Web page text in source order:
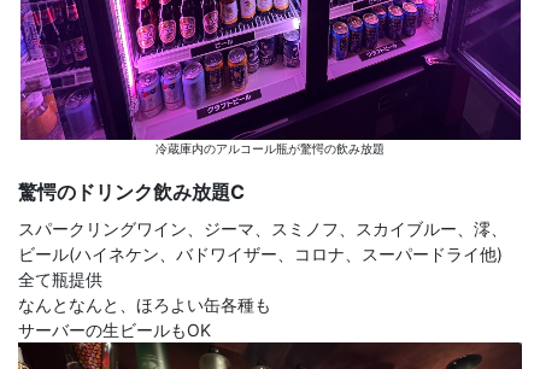
冷蔵庫内のアルコール瓶が驚愕の飲み放題
驚愕のドリンク飲み放題C
スパークリングワイン、ジーマ、スミノフ、スカイブルー、澪、
ビール(ハイネケン、バドワイザー、コロナ、スーパードライ他)
全て瓶提供
なんとなんと、ほろよい缶各種も
サーバーの生ビールもOK